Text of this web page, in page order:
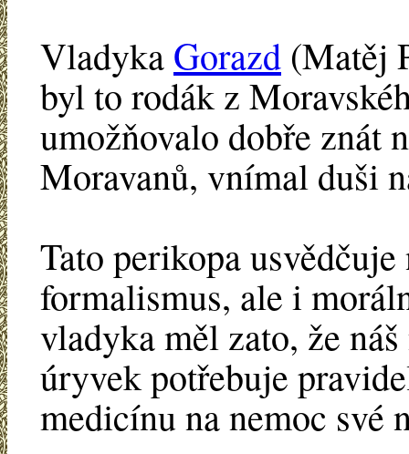
Vladyka Gorazd (Matěj
byl to rodák z
umožňovalo dobře znát
Moravanů, vnímal duši
Tato perikopa
formalismus, ale i
vladyka měl zato, že
úryvek potřebuje
medicínu na nemoc své